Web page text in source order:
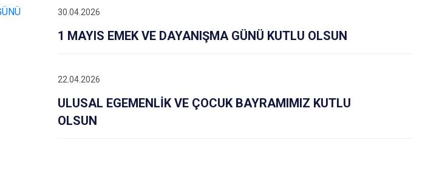
30.04.2026
1 MAYIS EMEK VE DAYANIŞMA GÜNÜ KUTLU OLSUN
22.04.2026
ULUSAL EGEMENLİK VE ÇOCUK BAYRAMIMIZ KUTLU
OLSUN